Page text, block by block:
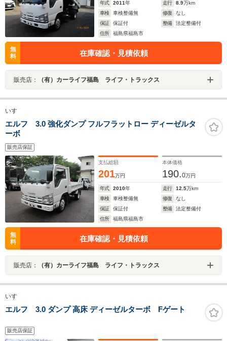
年式 2011年 走行 8.9万km
車検
車検整備無 修復
なし
保証
保証付 整備
法定整備付
住所
福島県福島市
無
料
在庫確認・見積依頼
販売店： （有）カーライフ福島 ライフ・トラックス
いすゞ
エルフ 3.0 強化ダンプ フルフラットロー ディーゼルタ
ーボ
販売店保証
支払総額
201万円
本体価格
190.0万円
年式 2010年 走行 12.5万km
車検
車検整備無 修復
なし
保証
保証付 整備
法定整備付
住所
福島県福島市
無
料
在庫確認・見積依頼
販売店： （有）カーライフ福島 ライフ・トラックス
いすゞ
エルフ 3.0 ダンプ 高床 ディーゼルターボ Fゲート
販売店保証